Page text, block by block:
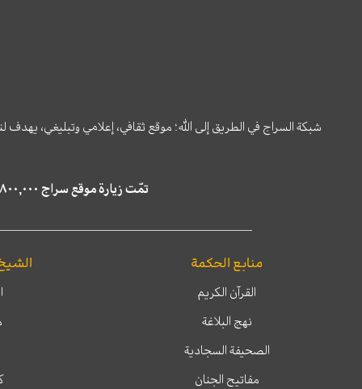
شبكة السراج في الطريق إلى الله؛ موقع ثقافي، إعلامي وتبليغي،
تمّت زيارة موقع سراج ٤,٨٠٠,٠٠٠ مرة خلال الستة أشهر الماضية، كما ظهر في نتائج البحث في محركات البحث٢٢,٢٩٠,٠٠٠ مرّة.
منابع الحكمة
القرآن الكريم
نهج البلاغة
الصحيفة السجادية
مفاتيح الجنان